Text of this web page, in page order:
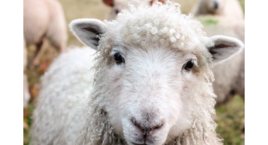
LA SOIF DE L’ÉLEVAGE
Pour subvenir aux besoins grandissants en
viande de la population mondiale, l’élevage
se fait de plus intensif et nuisible pour la
planète. 1er responsable des émissions de
gaz à effet de serre, l’élevage est aussi l’une
des principales sources de pollution de
l’eau et de son gaspillage…